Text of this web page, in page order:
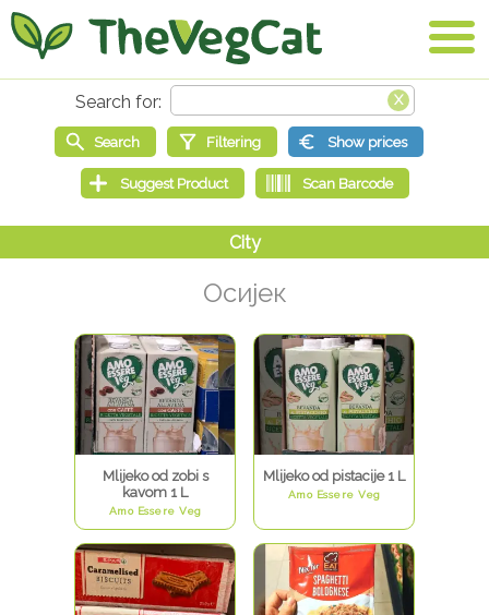
Осијек
Mlijeko od zobi s
kavom 1 L
Amo Essere Veg
Mlijeko od pistacije 1 L
Amo Essere Veg